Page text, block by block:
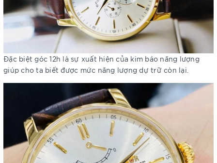
Đặc biệt góc 12h là sự xuất hiện của kim báo năng lượng
giúp cho ta biết được mức năng lượng dự trữ còn lại.